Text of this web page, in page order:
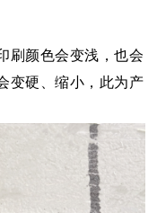
刷颜色会变浅，也会
变硬、缩小，此为产